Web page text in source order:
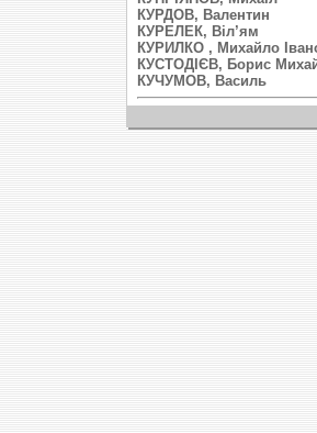
КУРДОВ, Валентин
КУРЕЛЕК, Віл’ям
КУРИЛКО , Михайло
КУСТОДIЄВ, Борис
КУЧУМОВ, Василь